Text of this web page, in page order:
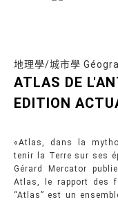
地理學/城市學
ATLAS DE
EDITION
«Atlas, dans la
tenir la Terre sur ses
Gérard Mercator
Atlas, le rapport des
“Atlas” est un